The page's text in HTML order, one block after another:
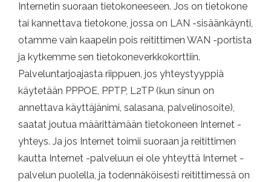
Internetin suoraan tietokoneeseen. Jos on tietokone
tai kannettava tietokone, jossa on LAN -sisäänkäynti,
otamme vain kaapelin pois reitittimen WAN -portista
ja kytkemme sen tietokoneverkkokorttiin.
Palveluntarjoajasta riippuen, jos yhteystyyppiä
käytetään PPPOE, PPTP, L2TP (kun sinun on
annettava käyttäjänimi, salasana, palvelinosoite),
saatat joutua määrittämään tietokoneen Internet -
yhteys. Ja jos Internet toimii suoraan ja reitittimen
kautta Internet -palveluun ei ole yhteyttä Internet -
palvelun puolella, ja todennäköisesti reitittimessä on